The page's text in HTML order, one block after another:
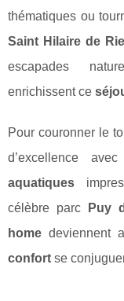
thématiques ou
Saint Hilaire de
escapades
enrichissent ce
Pour couronner le
d’excellence
aquatiques
célèbre parc
Puy
home deviennent
confort se